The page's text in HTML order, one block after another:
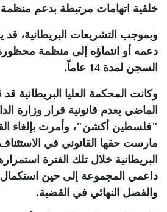
خلفية اتهامات مرتبطة بدعم
وبموجب التشريعات البريطانية،
دعمه أو انتماؤه إلى منظمة
السجن لمدة 14 عاماً
.
الماضي بعدم قانونية قرار وزارة
"فلسطين أكشن"، وأمرت بإلغاء
مارست حقها القانوني في
البريطانية خلال تلك الفترة
داعمي المجموعة إلى حين استكمال
والفصل النهائي في القضية.